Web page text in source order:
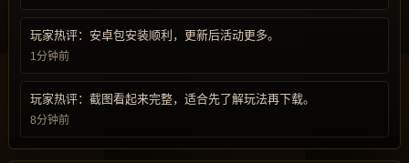
玩家热评：安卓包安装顺利，更新后活动更多。
1分钟前
玩家热评：截图看起来完整，适合先了解玩法再下载。
8分钟前